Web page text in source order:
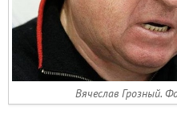
Вячеслав Грозный.